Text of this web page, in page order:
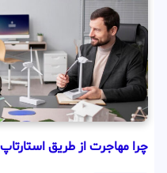
چرا مهاجرت از طریق